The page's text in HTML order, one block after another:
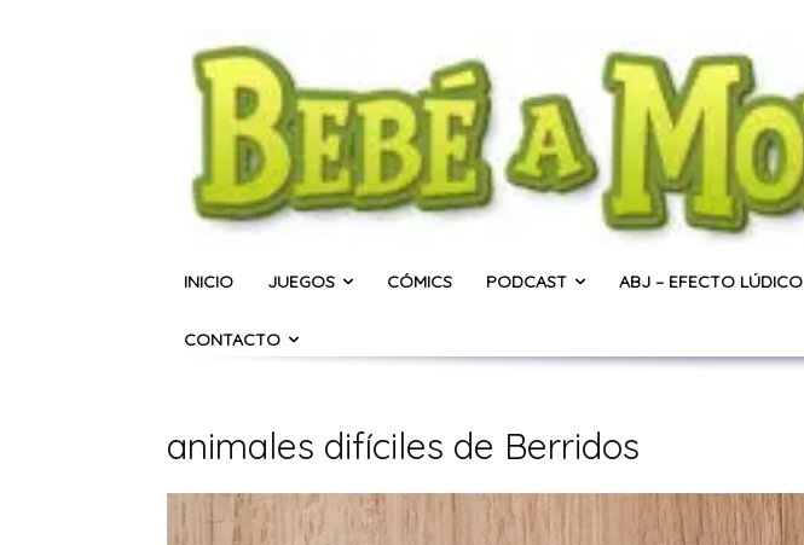
INICIO JUEGOS CÓMICS PODCAST ABJ – EFECTO LÚDICO
CONTACTO
animales difíciles de Berridos